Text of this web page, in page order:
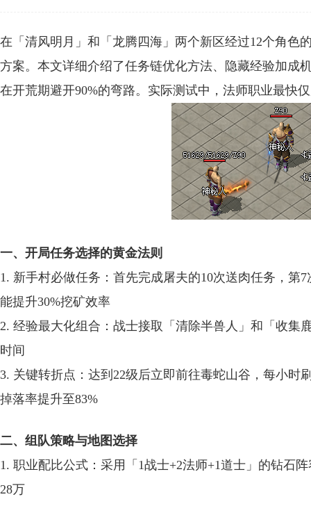
在「清风明月」和「龙腾四海」两个新区经过12个角色
方案。本文详细介绍了任务链优化方法、隐藏经验加成
在开荒期避开90%的弯路。实际测试中，法师职业最快
一、开局任务选择的黄金法则
1. 新手村必做任务：首先完成屠夫的10次送肉任务，第
能提升30%挖矿效率
2. 经验最大化组合：战士接取「清除半兽人」和「收集
时间
3. 关键转折点：达到22级后立即前往毒蛇山谷，每小时
掉落率提升至83%
二、组队策略与地图选择
1. 职业配比公式：采用「1战士+2法师+1道士」的钻石
28万